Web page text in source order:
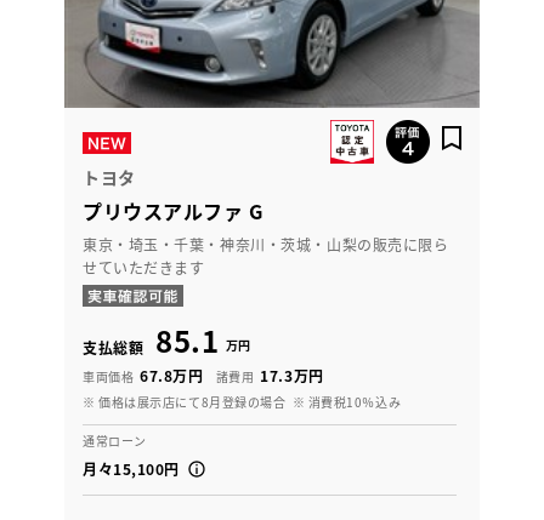
トヨタ
プリウスアルファ G
東京・埼玉・千葉・神奈川・茨城・山梨の販売に限ら
せていただきます
支払総額 85.1 万円
車両価格 67.8万円 諸費用 17.3万円
※ 価格は展示店にて8月登録の場合 ※ 消費税10％込み
通常ローン
月々15,100円